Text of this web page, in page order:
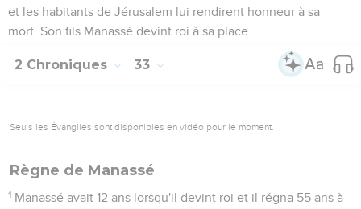
et les habitants de Jérusalem lui rendirent honneur à sa
mort. Son fils Manassé devint roi à sa place.
2 Chroniques 33
Seuls les Évangiles sont disponibles en vidéo pour le moment.
Règne de Manassé
1 Manassé avait 12 ans lorsqu'il devint roi et il régna 55 ans à